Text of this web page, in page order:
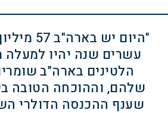
"היום יש
הלטינים בארה"ב
שלהם, וההוכחה הטובה
שענף ההכנסה הדולרי